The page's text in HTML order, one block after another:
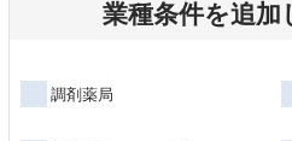
業種条件を追加
調剤薬局